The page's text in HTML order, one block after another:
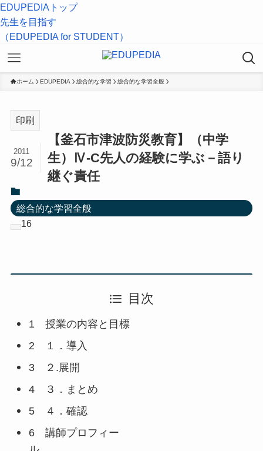
EDUPEDIAトップ
先生を目指す
（EDUPEDIA for STUDENT）
ホーム EDUPEDIA 総合的な学習 総合的な学習全般
印刷
【釜石市津波防災教育】（中学
生）Ⅳ-C先人の経験に学ぶ－語り
継ぐ責任
2011
9/12
総合的な学習全般
16
目次
1 授業の内容と目標
2 １．導入
3 ２.展開
4 ３．まとめ
5 ４．確認
6 講師プロフィー